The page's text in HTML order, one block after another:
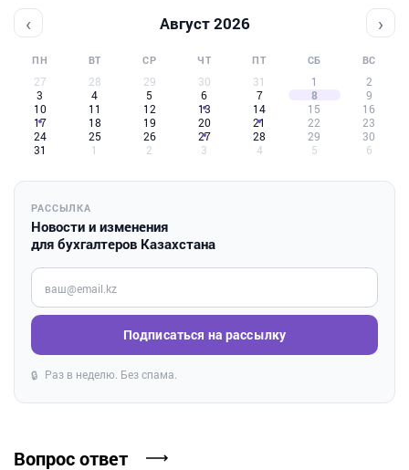
‹ Август 2026 ›
ПН ВТ СР ЧТ ПТ СБ ВС
27 28 29 30 31 1
2
3
4 5 6 7 8
9
10
11 12 13 14 15
16
17
18 19 20 21 22
23
24
25 26 27 28 29
30
31
1 2 3 4 5 6
РАССЫЛКА
Новости и изменения
для бухгалтеров Казахстана
Введите ваш e-mail
Подписаться на рассылку
🔒 Раз в неделю. Без спама.
Вопрос ответ